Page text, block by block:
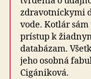
zdravotníckymi
vode. Kotlár
prístup k
databázam.
jeho osobná
Cigániková.